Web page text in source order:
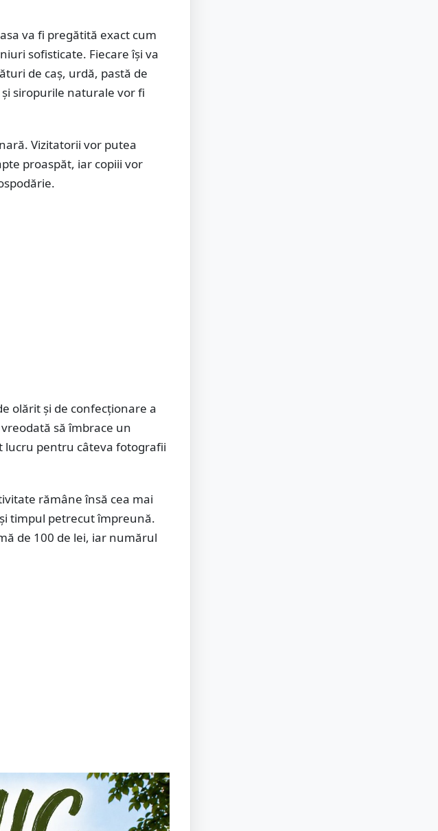
va fi pregătită exact cum
sofisticate. Fiecare își va
de caș, urdă, pastă de
siropurile naturale vor fi
Vizitatorii vor putea
proaspăt, iar copiii vor
olărit și de confecționare a
să îmbrace un
lucru pentru câteva fotografii
rămâne însă cea mai
timpul petrecut împreună.
de 100 de lei, iar numărul